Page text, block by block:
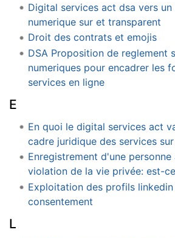
Digital services act dsa vers un
numerique sur et transparent
Droit des contrats et emojis
DSA Proposition de reglement
numeriques pour encadrer les
services en ligne
E
En quoi le digital services act
cadre juridique des services
Enregistrement d'une personne
violation de la vie privée: est-
Exploitation des profils
consentement
L